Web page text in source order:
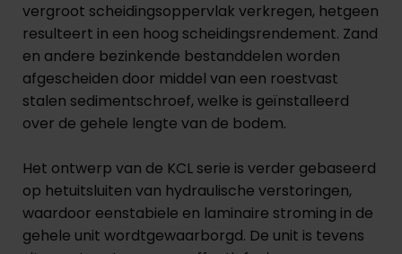
vergroot scheidingsoppervlak verkregen, hetgeen
resulteert in een hoog scheidingsrendement. Zand
en andere bezinkende bestanddelen worden
afgescheiden door middel van een roestvast
stalen sedimentschroef, welke is geïnstalleerd
over de gehele lengte van de bodem.
Het ontwerp van de KCL serie is verder gebaseerd
op hetuitsluiten van hydraulische verstoringen,
waardoor eenstabiele en laminaire stroming in de
gehele unit wordtgewaarborgd. De unit is tevens